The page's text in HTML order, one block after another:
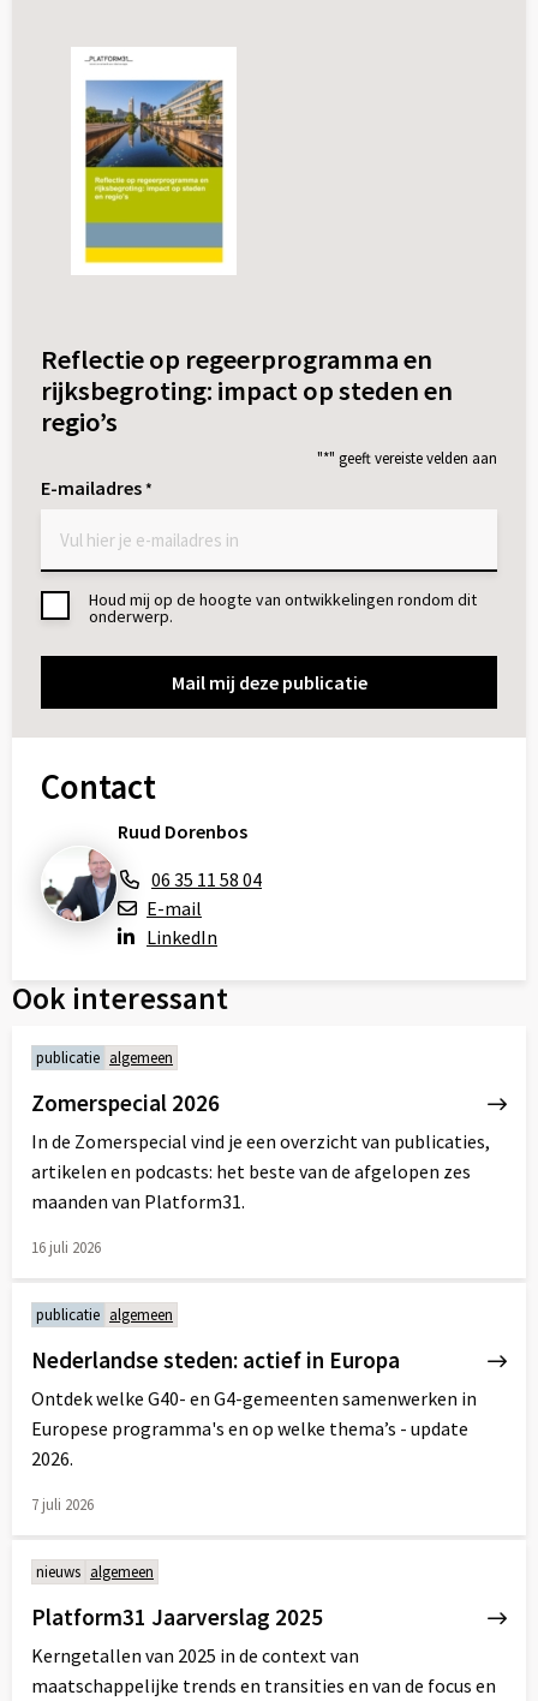
Reflectie op regeerprogramma en
rijksbegroting: impact op steden en
regio’s
"*" geeft vereiste velden aan
E-mailadres*
Toestemming
Houd mij op de hoogte van ontwikkelingen rondom dit
onderwerp.
Contact
Ruud Dorenbos
06 35 11 58 04
E-mail
LinkedIn
Ook interessant
publicatie algemeen
Zomerspecial 2026
In de Zomerspecial vind je een overzicht van publicaties,
artikelen en podcasts: het beste van de afgelopen zes
maanden van Platform31.
16 juli 2026
meer
over
publicatie algemeen
Nederlandse steden: actief in Europa
Ontdek welke G40- en G4-gemeenten samenwerken in
Europese programma's en op welke thema’s - update
2026.
7 juli 2026
meer
over
nieuws algemeen
Platform31 Jaarverslag 2025
Kerngetallen van 2025 in de context van
maatschappelijke trends en transities en van de focus en